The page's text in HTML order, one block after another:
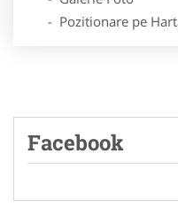
- Pozitionare pe
Facebook